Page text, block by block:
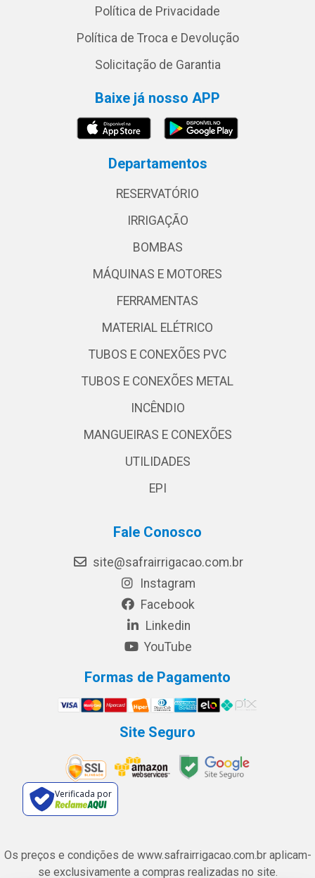
Política de Privacidade
Política de Troca e Devolução
Solicitação de Garantia
Baixe já nosso APP
Departamentos
RESERVATÓRIO
IRRIGAÇÃO
BOMBAS
MÁQUINAS E MOTORES
FERRAMENTAS
MATERIAL ELÉTRICO
TUBOS E CONEXÕES PVC
TUBOS E CONEXÕES METAL
INCÊNDIO
MANGUEIRAS E CONEXÕES
UTILIDADES
EPI
Fale Conosco
site@safrairrigacao.com.br
Instagram
Facebook
Linkedin
YouTube
Formas de Pagamento
Site Seguro
Verificada por
Os preços e condições de www.safrairrigacao.com.br aplicam-
se exclusivamente a compras realizadas no site.